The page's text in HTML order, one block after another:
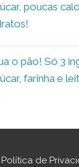
poucas
o pão! Só 3
farinha e
Política de